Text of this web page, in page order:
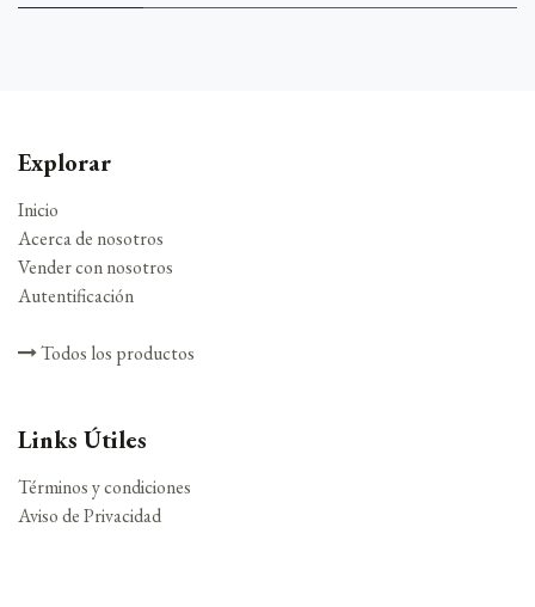
Explorar
Inicio
Acerca de nosotros
Vender con nosotros
Autentificación
Todos los productos
Links Útiles
Términos y condiciones
Aviso de Privacidad